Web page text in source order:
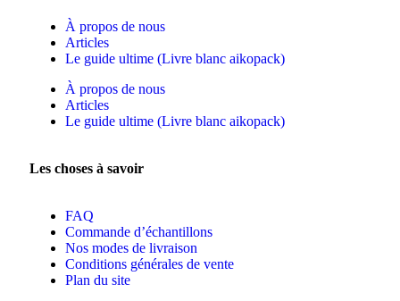
À propos de nous
Articles
Le guide ultime (Livre blanc aikopack)
À propos de nous
Articles
Le guide ultime (Livre blanc aikopack)
Les choses à savoir
FAQ
Commande d’échantillons
Nos modes de livraison
Conditions générales de vente
Plan du site